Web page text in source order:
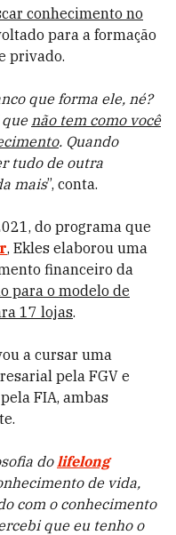
conhecimento no
para a formação
privado.
que forma ele, né?
que não tem como você
. Quando
tudo de outra
mais”, conta.
do programa que
, Ekles elaborou uma
financeiro da
para o modelo de
17 lojas.
a cursar uma
pela FGV e
FIA, ambas
dolifelong
de vida,
com o conhecimento
que eu tenho o